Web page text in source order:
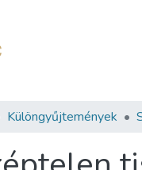
Különgyűjtemények